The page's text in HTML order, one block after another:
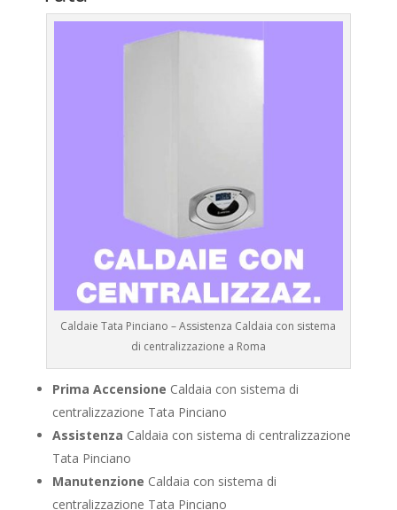
Caldaie Tata Pinciano – Assistenza Caldaia con sistema
di centralizzazione a Roma
Prima Accensione Caldaia con sistema di
centralizzazione Tata Pinciano
Assistenza Caldaia con sistema di centralizzazione
Tata Pinciano
Manutenzione Caldaia con sistema di
centralizzazione Tata Pinciano